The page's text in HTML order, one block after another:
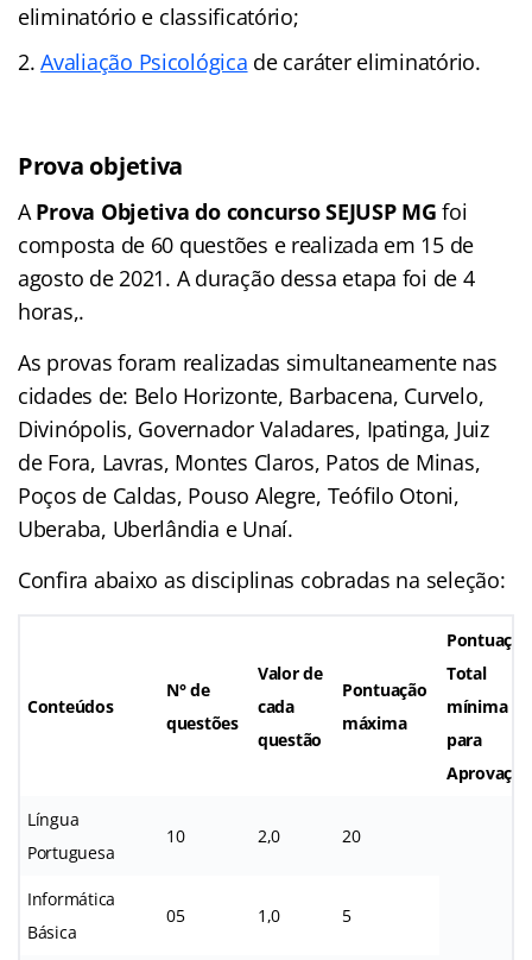
eliminatório e classificatório;
Avaliação Psicológica de caráter eliminatório.
Prova objetiva
A Prova Objetiva do concurso SEJUSP MG foi
composta de 60 questões e realizada em 15 de
agosto de 2021. A duração dessa etapa foi de 4
horas,.
As provas foram realizadas simultaneamente nas
cidades de: Belo Horizonte, Barbacena, Curvelo,
Divinópolis, Governador Valadares, Ipatinga, Juiz
de Fora, Lavras, Montes Claros, Patos de Minas,
Poços de Caldas, Pouso Alegre, Teófilo Otoni,
Uberaba, Uberlândia e Unaí.
Confira abaixo as disciplinas cobradas na seleção:
Conteúdos
N° de
questões
Valor de
cada
questão
Pontuação
máxima
Pontuação
Total
mínima
para
Aprovação
Língua
Portuguesa
10 2,0 20
Informática
Básica
05 1,0 5